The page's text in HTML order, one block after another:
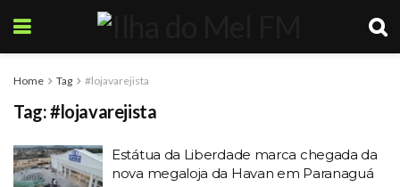
Home Tag #lojavarejista
Tag:#lojavarejista
Estátua da Liberdade marca chegada da
nova megaloja da Havan em Paranaguá